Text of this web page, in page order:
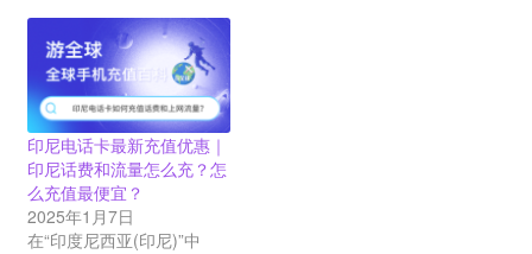
印尼电话卡最新充值优惠｜
印尼话费和流量怎么充？怎
么充值最便宜？
2025年1月7日
在“印度尼西亚(印尼)”中